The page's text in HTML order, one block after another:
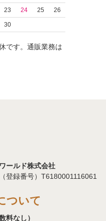
23 24 25 26
30
です。通販業務は
ールド株式会社
登録番号）T6180001116061
ついて
料なし）